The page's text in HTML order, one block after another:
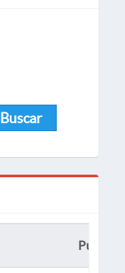
Buscar
Puesto